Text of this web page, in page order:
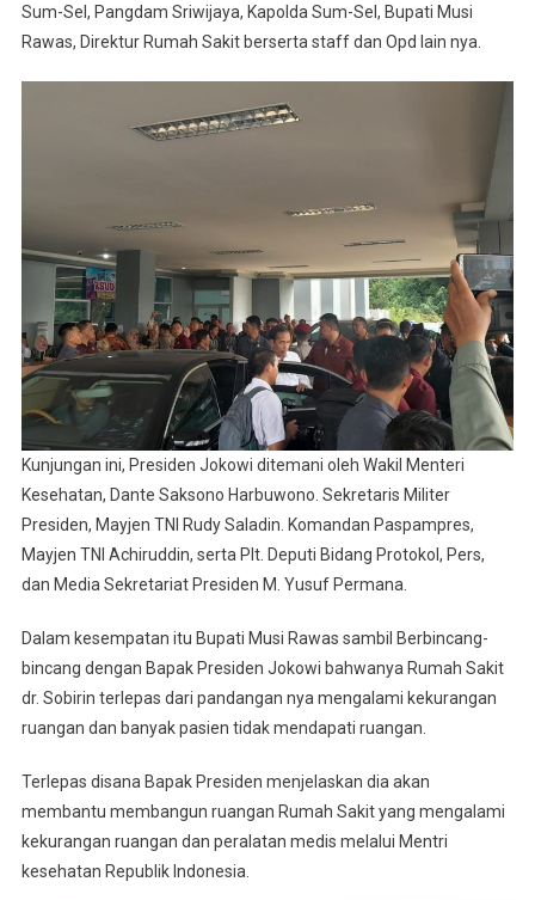
Sum-Sel, Pangdam Sriwijaya, Kapolda Sum-Sel, Bupati Musi
Rawas, Direktur Rumah Sakit berserta staff dan Opd lain nya.
Kunjungan ini, Presiden Jokowi ditemani oleh Wakil Menteri
Kesehatan, Dante Saksono Harbuwono. Sekretaris Militer
Presiden, Mayjen TNI Rudy Saladin. Komandan Paspampres,
Mayjen TNI Achiruddin, serta Plt. Deputi Bidang Protokol, Pers,
dan Media Sekretariat Presiden M. Yusuf Permana.
Dalam kesempatan itu Bupati Musi Rawas sambil Berbincang-
bincang dengan Bapak Presiden Jokowi bahwanya Rumah Sakit
dr. Sobirin terlepas dari pandangan nya mengalami kekurangan
ruangan dan banyak pasien tidak mendapati ruangan.
Terlepas disana Bapak Presiden menjelaskan dia akan
membantu membangun ruangan Rumah Sakit yang mengalami
kekurangan ruangan dan peralatan medis melalui Mentri
kesehatan Republik Indonesia.